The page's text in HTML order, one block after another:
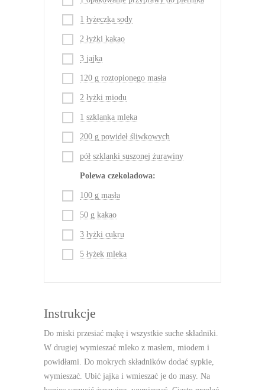
1 łyżeczka sody
2 łyżki kakao
3 jajka
120 g roztopionego masła
2 łyżki miodu
1 szklanka mleka
200 g powideł śliwkowych
pół szklanki suszonej żurawiny
Polewa czekoladowa:
100 g masła
50 g kakao
3 łyżki cukru
5 łyżek mleka
Instrukcje
Do miski przesiać mąkę i wszystkie suche składniki.
W drugiej wymieszać mleko z masłem, miodem i
powidłami. Do mokrych składników dodać sypkie,
wymieszać. Ubić jajka i wmieszać je do masy. Na